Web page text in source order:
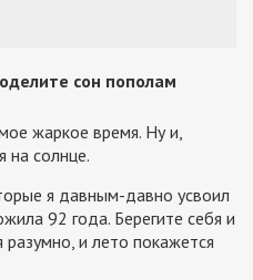
сон пополам
жаркое время. Ну и,
на солнце.
я давным-давно усвоил
92 года. Берегите себя и
и лето покажется